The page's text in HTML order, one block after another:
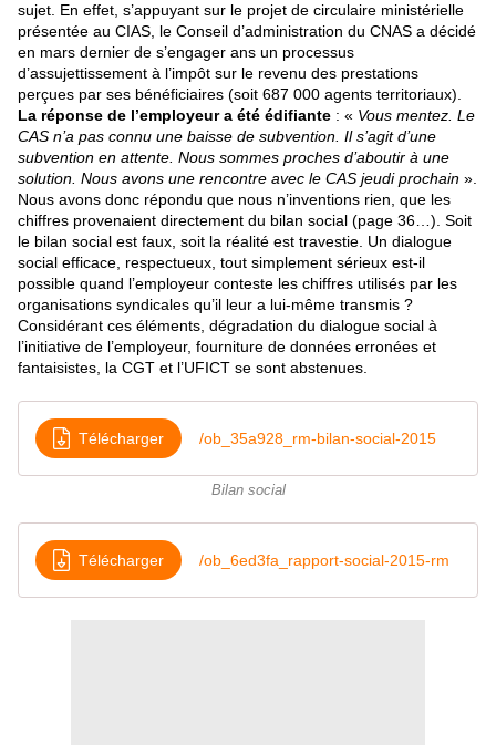
sujet. En effet, s’appuyant sur le projet de circulaire ministérielle
présentée au CIAS, le Conseil d’administration du CNAS a décidé
en mars dernier de s’engager ans un processus
d’assujettissement à l’impôt sur le revenu des prestations
perçues par ses bénéficiaires (soit 687 000 agents territoriaux).
La réponse de l’employeur a été édifiante : « Vous mentez. Le
CAS n’a pas connu une baisse de subvention. Il s’agit d’une
subvention en attente. Nous sommes proches d’aboutir à une
solution. Nous avons une rencontre avec le CAS jeudi prochain ».
Nous avons donc répondu que nous n’inventions rien, que les
chiffres provenaient directement du bilan social (page 36…). Soit
le bilan social est faux, soit la réalité est travestie. Un dialogue
social efficace, respectueux, tout simplement sérieux est-il
possible quand l’employeur conteste les chiffres utilisés par les
organisations syndicales qu’il leur a lui-même transmis ?
Considérant ces éléments, dégradation du dialogue social à
l’initiative de l’employeur, fourniture de données erronées et
fantaisistes, la CGT et l’UFICT se sont abstenues.
Télécharger /ob_35a928_rm-bilan-social-2015
Bilan social
Télécharger /ob_6ed3fa_rapport-social-2015-rm